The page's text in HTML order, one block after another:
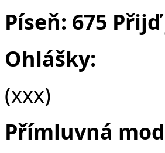
Píseň: 675
Ohlášky:
(xxx)
Přímluvná